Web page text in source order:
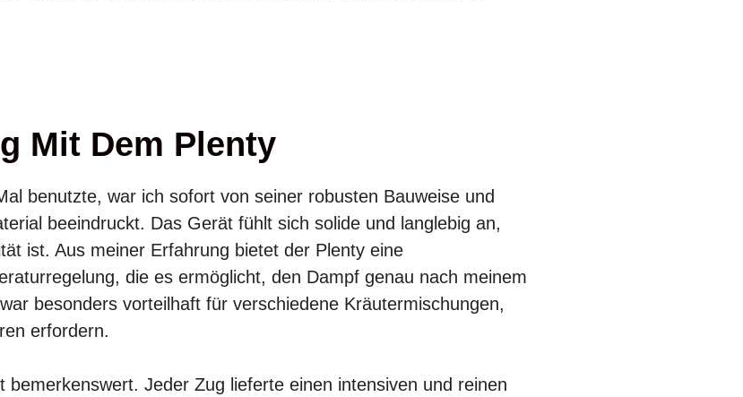
Mit Dem Plenty
benutzte, war ich sofort von seiner robusten Bauweise und
beeindruckt. Das Gerät fühlt sich solide und langlebig an,
ist. Aus meiner Erfahrung bietet der Plenty eine
die es ermöglicht, den Dampf genau nach meinem
besonders vorteilhaft für verschiedene Kräutermischungen,
erfordern.
bemerkenswert. Jeder Zug lieferte einen intensiven und reinen